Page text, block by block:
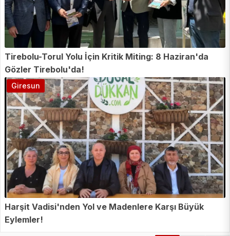
Tirebolu-Torul Yolu İçin Kritik Miting: 8 Haziran'da
Gözler Tirebolu'da!
Harşit Vadisi'nden Yol ve Madenlere Karşı Büyük
Eylemler!
Giresun